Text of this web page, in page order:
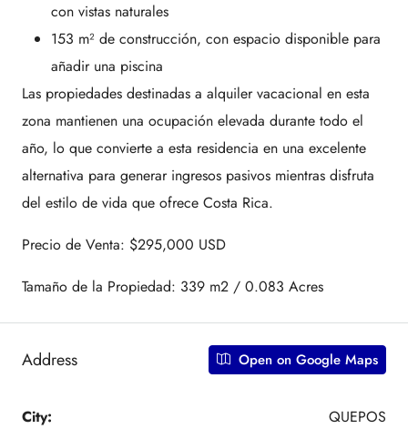
con vistas naturales
153 m² de construcción, con espacio disponible para
añadir una piscina
Las propiedades destinadas a alquiler vacacional en esta
zona mantienen una ocupación elevada durante todo el
año, lo que convierte a esta residencia en una excelente
alternativa para generar ingresos pasivos mientras disfruta
del estilo de vida que ofrece Costa Rica.
Precio de Venta: $295,000 USD
Tamaño de la Propiedad: 339 m2 / 0.083 Acres
Address Open on Google Maps
City: QUEPOS